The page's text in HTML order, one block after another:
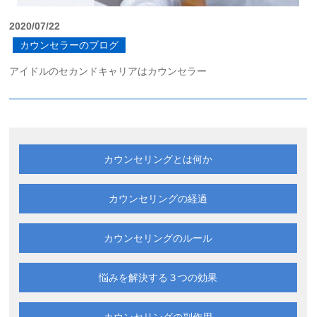
2020/07/22
カウンセラーのブログ
アイドルのセカンドキャリアはカウンセラー
カウンセリングとは何か
カウンセリングの経過
カウンセリングのルール
悩みを解決する ３つの効果